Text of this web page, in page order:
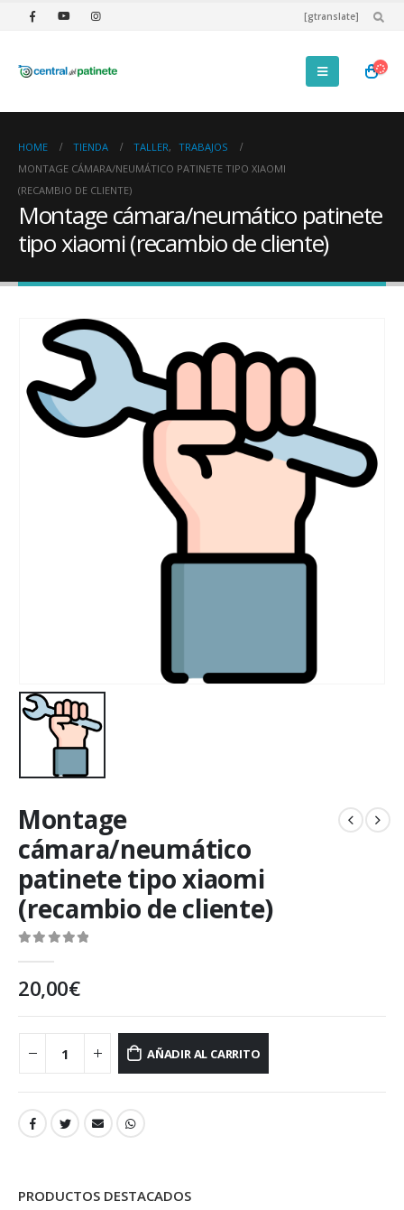
[gtranslate]
HOME TIENDA TALLER, TRABAJOS
MONTAGE CÁMARA/NEUMÁTICO PATINETE TIPO XIAOMI
(RECAMBIO DE CLIENTE)
Montage cámara/neumático patinete
tipo xiaomi (recambio de cliente)
Montage
cámara/neumático
patinete tipo xiaomi
(recambio de cliente)
20,00€
AÑADIR AL CARRITO
PRODUCTOS DESTACADOS